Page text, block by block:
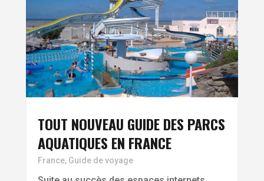
TOUT NOUVEAU GUIDE DES PARCS
AQUATIQUES EN FRANCE
France, Guide de voyage